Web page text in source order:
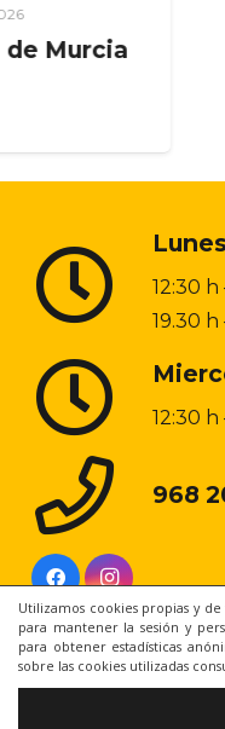
Utilizamos cookies propias y
para mantener la sesión y
para obtener estadísticas
sobre las cookies utilizadas
12:30 h
19.30
12:30
968